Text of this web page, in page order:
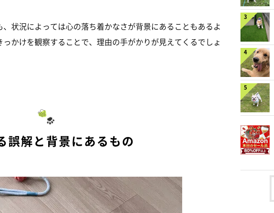
状況によっては心の落ち着かなさが背景にあることもあるよ
かけを観察することで、理由の手がかりが見えてくるでしょ
誤解と背景にあるもの